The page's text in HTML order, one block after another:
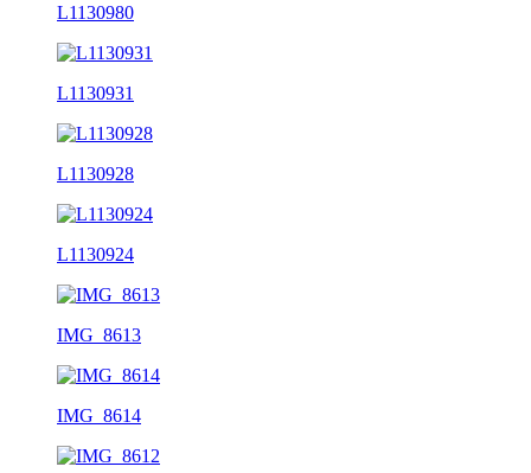
L1130980
L1130931
L1130928
L1130924
IMG_8613
IMG_8614